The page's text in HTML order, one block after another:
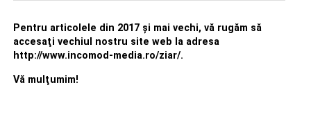
Pentru articolele din 2017 şi mai vechi, vă rugăm să
accesaţi vechiul nostru site web la adresa
http://www.incomod-media.ro/ziar/.
Vă mulţumim!